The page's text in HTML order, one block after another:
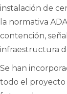
instalación de
la normativa
contención,
infraestructura
Se han
todo el proyecto